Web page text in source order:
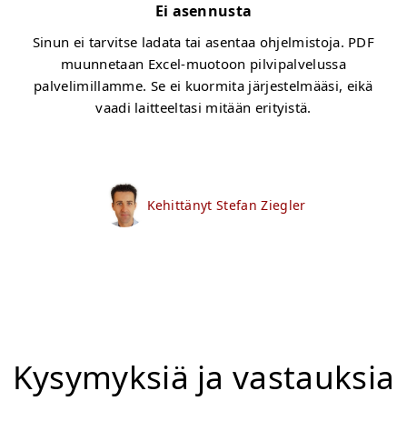
Ei asennusta
Sinun ei tarvitse ladata tai asentaa ohjelmistoja. PDF
muunnetaan Excel-muotoon pilvipalvelussa
palvelimillamme. Se ei kuormita järjestelmääsi, eikä
vaadi laitteeltasi mitään erityistä.
Kehittänyt Stefan Ziegler
Kysymyksiä ja vastauksia